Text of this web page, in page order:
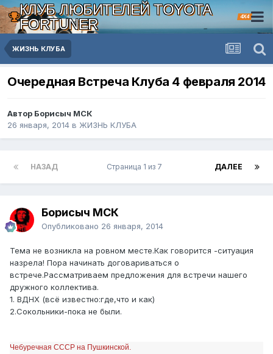
КЛУБ ЛЮБИТЕЛЕЙ TOYOTA
FORTUNER
4X4
ЖИЗНЬ КЛУБА
Очередная Встреча Клуба 4 февраля 2014
Автор Борисыч МСК
26 января, 2014 в ЖИЗНЬ КЛУБА
НАЗАД ДАЛЕЕ
Страница 1 из 7
Борисыч МСК
Опубликовано 26 января, 2014
Тема не возникла на ровном месте.Как говорится -ситуация
назрела! Пора начинать договариваться о
встрече.Рассматриваем предложения для встречи нашего
дружного коллектива.
1. ВДНХ (всё известно:где,что и как)
2.Сокольники-пока не были.
Чебуречная СССР на Пушкинской.